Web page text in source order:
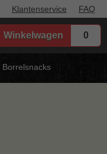
Klantenservice FAQ
Winkelwagen 0
Borrelsnacks